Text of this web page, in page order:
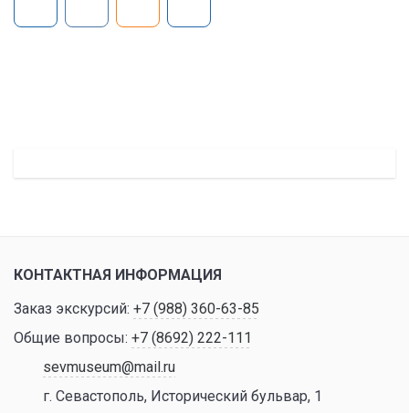
КОНТАКТНАЯ ИНФОРМАЦИЯ
Заказ экскурсий: +7 (988) 360-63-85
Общие вопросы: +7 (8692) 222-111
sevmuseum@mail.ru
г. Севастополь, Исторический бульвар, 1